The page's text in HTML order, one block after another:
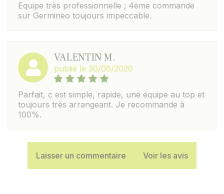
Equipe très professionnelle ; 4ème commande
sur Germineo toujours impeccable.
VALENTIN M.
publié le 30/06/2026
Parfait, c est simple, rapide, une équipe au top et
toujours très arrangeant. Je recommande à
100%.
Laisser un commentaire Voir les avis